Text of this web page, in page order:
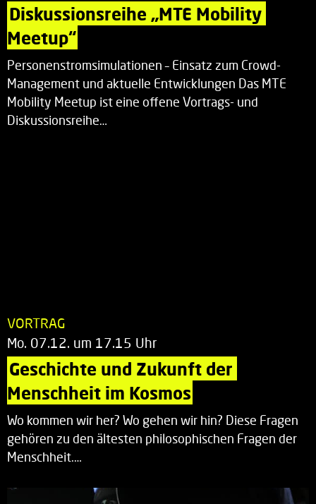
Diskussionsreihe „MTE Mobility
Meetup“
Personenstromsimulationen – Einsatz zum Crowd-
Management und aktuelle Entwicklungen Das MTE
Mobility Meetup ist eine offene Vortrags- und
Diskussionsreihe…
VORTRAG
Mo. 07.12. um 17.15 Uhr
Geschichte und Zukunft der
Menschheit im Kosmos
Wo kommen wir her? Wo gehen wir hin? Diese Fragen
gehören zu den ältesten philosophischen Fragen der
Menschheit.…